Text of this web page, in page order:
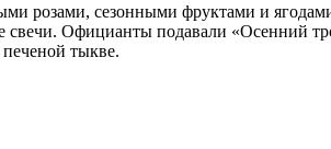
розами, сезонными фруктами и
свечи. Официанты подавали «Осенний
печеной тыкве.